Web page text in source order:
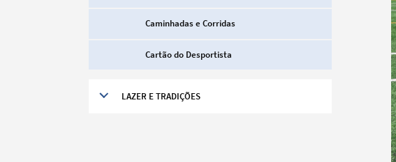
Caminhadas e Corridas
Cartão do Desportista
LAZER E TRADIÇÕES